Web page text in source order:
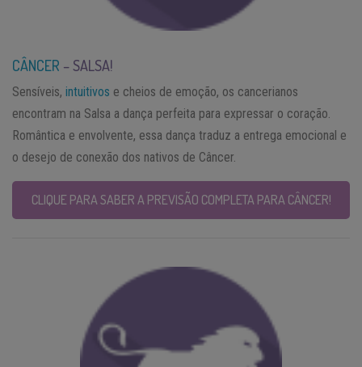
CÂNCER – SALSA!
Sensíveis, intuitivos e cheios de emoção, os cancerianos
encontram na Salsa a dança perfeita para expressar o coração.
Romântica e envolvente, essa dança traduz a entrega emocional e
o desejo de conexão dos nativos de Câncer.
CLIQUE PARA SABER A PREVISÃO COMPLETA PARA CÂNCER!